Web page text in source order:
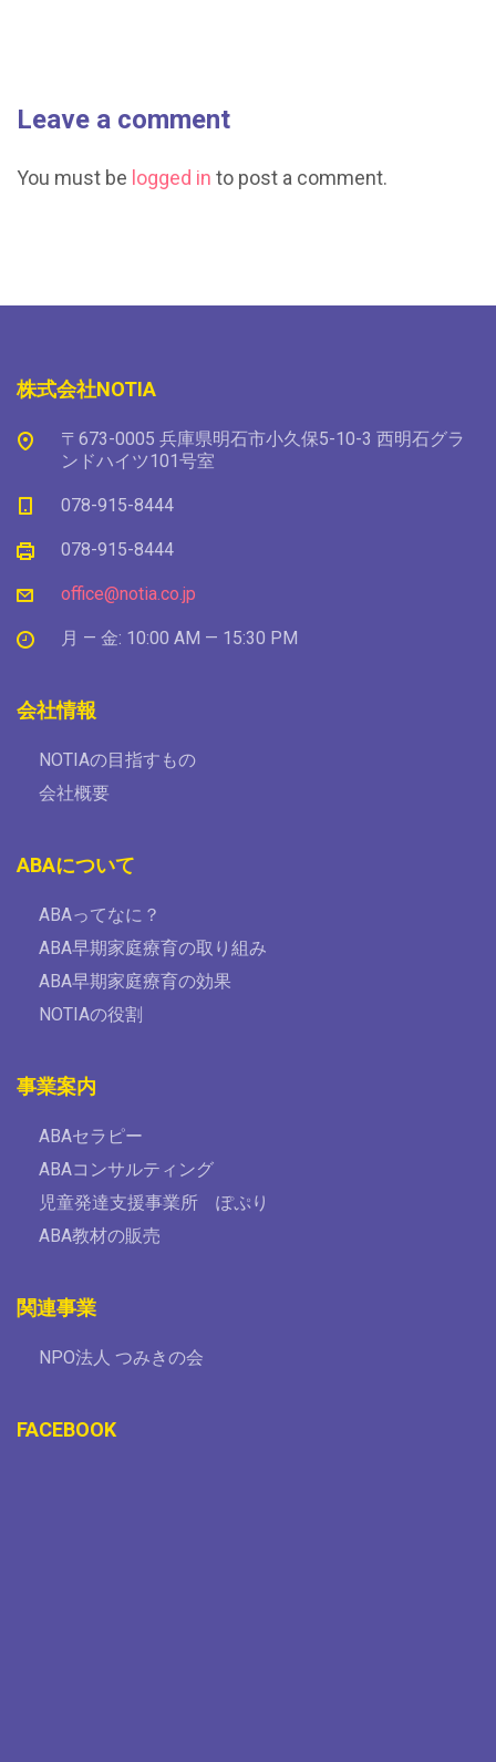
Leave a comment
You must be logged in to post a comment.
株式会社NOTIA
〒673-0005 兵庫県明石市小久保5-10-3 西明石グラ
ンドハイツ101号室
078-915-8444
078-915-8444
office@notia.co.jp
月 — 金: 10:00 AM — 15:30 PM
会社情報
NOTIAの目指すもの
会社概要
ABAについて
ABAってなに？
ABA早期家庭療育の取り組み
ABA早期家庭療育の効果
NOTIAの役割
事業案内
ABAセラピー
ABAコンサルティング
児童発達支援事業所 ぽぷり
ABA教材の販売
関連事業
NPO法人 つみきの会
FACEBOOK